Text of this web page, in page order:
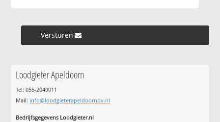
Versturen »
Loodgieter Apeldoorn
Tel: 055-2049011
Mail: info@loodgieterapeldoornbv.nl
Bedrijfsgegevens Loodgieter.nl